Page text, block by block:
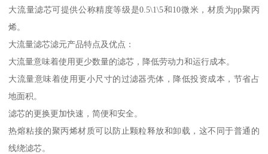
大流量滤芯可提供公称精度等级是0.5\1\5和10微米，材质为pp聚丙
烯。
大流量滤芯滤元产品特点及优点：
大流量意味着使用更少数量的滤芯，降低劳动力和运行成本。
大流量意味着使用更小尺寸的过滤器壳体，降低投资成本，节省占
地面积。
滤芯的更换更加快速，简便和安全。
热熔粘接的聚丙烯材质可以防止颗粒释放和卸载，这不同于普通的
线绕滤芯。